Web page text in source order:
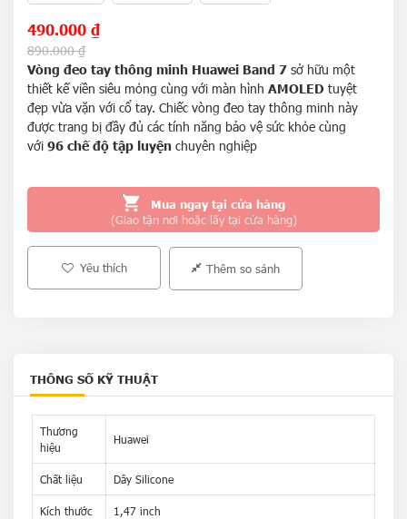
890.000₫
490.000 ₫
Vòng đeo tay thông minh Huawei Band 7 sở hữu một
thiết kế viền siêu mỏng cùng với màn hình AMOLED tuyệt
đẹp vừa vặn với cổ tay. Chiếc vòng đeo tay thông minh này
được trang bị đầy đủ các tính năng bảo vệ sức khỏe cùng
với 96 chế độ tập luyện chuyên nghiệp
Mua ngay tại cửa hàng
(Giao tận nơi hoặc lấy tại cửa hàng)
Yêu thích Thêm so sánh
THÔNG SỐ KỸ THUẬT
Thương
hiệu
Huawei
Chất liệu Dây Silicone
Kích thước 1,47 inch